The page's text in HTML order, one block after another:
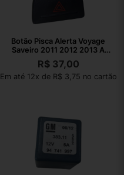
Botão Pisca Alerta Voyage
Saveiro 2011 2012 2013 A
2016
R$37,00
Em até 12x de R$ 3,75 no cartão